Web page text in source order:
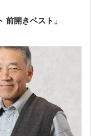
前開きベスト」